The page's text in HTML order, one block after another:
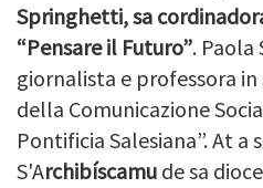
Springhetti, sa
“Pensare il Futuro”.
giornalista e professora in
della Comunicazione
Pontificia Salesiana”. At a
S'Archibíscamu de sa